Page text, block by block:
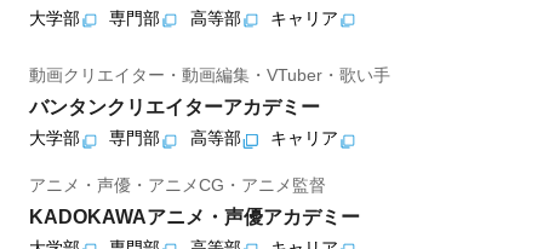
大学部 専門部 高等部 キャリア
動画クリエイター・動画編集・VTuber・歌い手
バンタンクリエイターアカデミー
大学部 専門部 高等部 キャリア
アニメ・声優・アニメCG・アニメ監督
KADOKAWAアニメ・声優アカデミー